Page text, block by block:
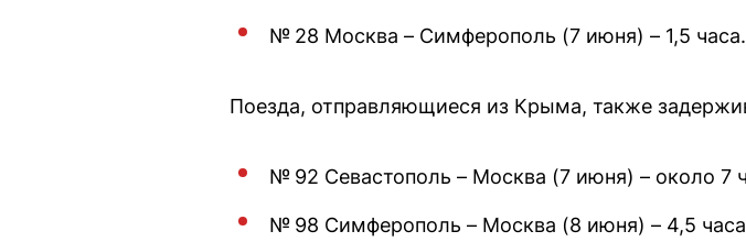
№ 28 Москва – Симферополь (7 июня) – 1,5 часа.
Поезда, отправляющиеся из Крыма, также
№ 92 Севастополь – Москва (7 июня) – около 7
№ 98 Симферополь – Москва (8 июня) – 4,5